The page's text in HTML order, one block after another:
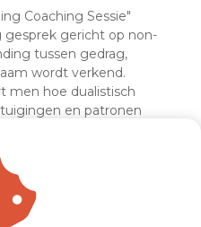
Coaching Sessie"
gericht op non-
tussen gedrag,
wordt verkend.
men hoe dualistisch
en patronen